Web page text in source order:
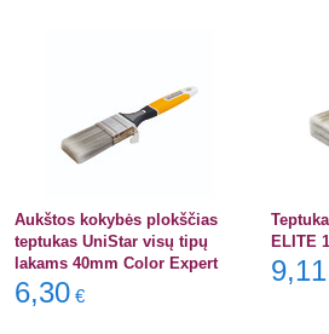
Aukštos kokybės plokščias
teptukas UniStar visų tipų
lakams 40mm Color Expert
6,30 €
ELITE
9,11